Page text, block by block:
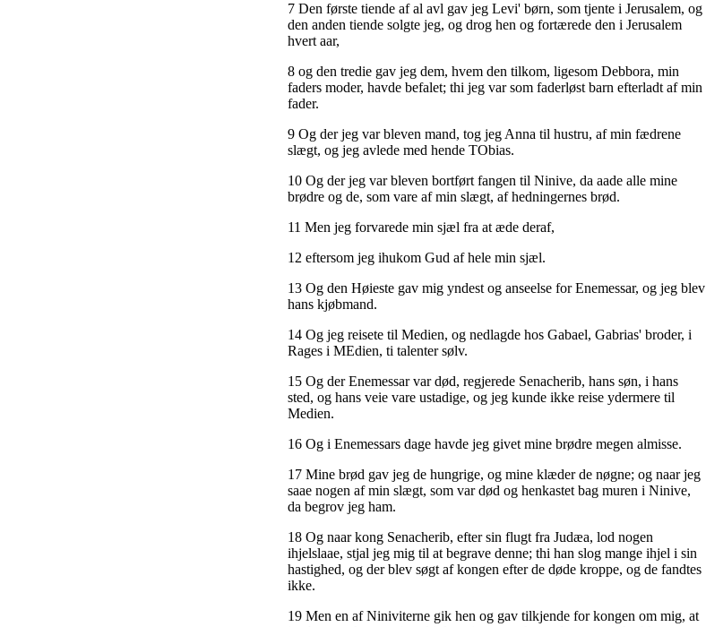
7 Den første tiende af al avl gav jeg Levi' børn, som tjente i Jerusalem, og
den anden tiende solgte jeg, og drog hen og fortærede den i Jerusalem
hvert aar,
8 og den tredie gav jeg dem, hvem den tilkom, ligesom Debbora, min
faders moder, havde befalet; thi jeg var som faderløst barn efterladt af min
fader.
9 Og der jeg var bleven mand, tog jeg Anna til hustru, af min fædrene
slægt, og jeg avlede med hende TObias.
10 Og der jeg var bleven bortført fangen til Ninive, da aade alle mine
brødre og de, som vare af min slægt, af hedningernes brød.
11 Men jeg forvarede min sjæl fra at æde deraf,
12 eftersom jeg ihukom Gud af hele min sjæl.
13 Og den Høieste gav mig yndest og anseelse for Enemessar, og jeg blev
hans kjøbmand.
14 Og jeg reisete til Medien, og nedlagde hos Gabael, Gabrias' broder, i
Rages i MEdien, ti talenter sølv.
15 Og der Enemessar var død, regjerede Senacherib, hans søn, i hans
sted, og hans veie vare ustadige, og jeg kunde ikke reise ydermere til
Medien.
16 Og i Enemessars dage havde jeg givet mine brødre megen almisse.
17 Mine brød gav jeg de hungrige, og mine klæder de nøgne; og naar jeg
saae nogen af min slægt, som var død og henkastet bag muren i Ninive,
da begrov jeg ham.
18 Og naar kong Senacherib, efter sin flugt fra Judæa, lod nogen
ihjelslaae, stjal jeg mig til at begrave denne; thi han slog mange ihjel i sin
hastighed, og der blev søgt af kongen efter de døde kroppe, og de fandtes
ikke.
19 Men en af Niniviterne gik hen og gav tilkjende for kongen om mig, at